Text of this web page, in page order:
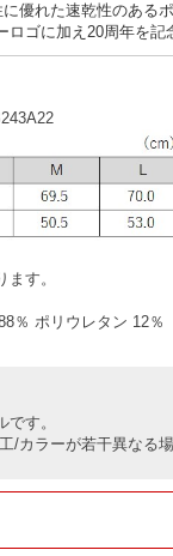
優れた速乾性のある
ロゴに加え20周年を
す。
％ ポリウレタン 12％
です。
/カラーが若干異なる